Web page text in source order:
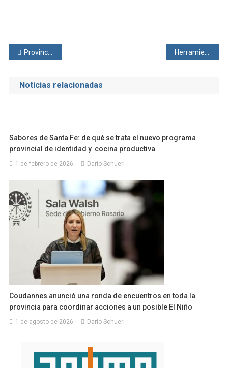
Navegación
de
entradas
Provincia destina más de $ 3.200 millones para sostener e impulsar a los sectores productivos santafesinos
Noticias relacionadas
Sabores de Santa Fe: de qué se trata el nuevo programa
provincial de identidad y cocina productiva
1 de febrero de 2026 Darío Schueri
Coudannes anunció una ronda de encuentros en toda la
provincia para coordinar acciones a un posible El Niño
1 de agosto de 2026 Darío Schueri